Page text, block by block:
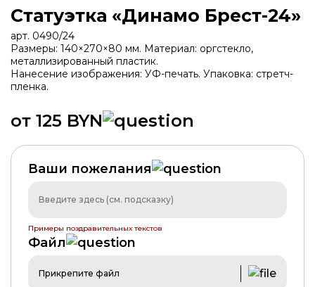
Статуэтка «Динамо Брест-24»
арт. 0490/24
Размеры: 140×270×80 мм. Материал: оргстекло,
металлизированный пластик.
Нанесение изображения: УФ-печать. Упаковка: стретч-
пленка.
от 125 BYN
Ваши пожелания
Примеры поздравительных текстов
Файл
Прикрепите файл